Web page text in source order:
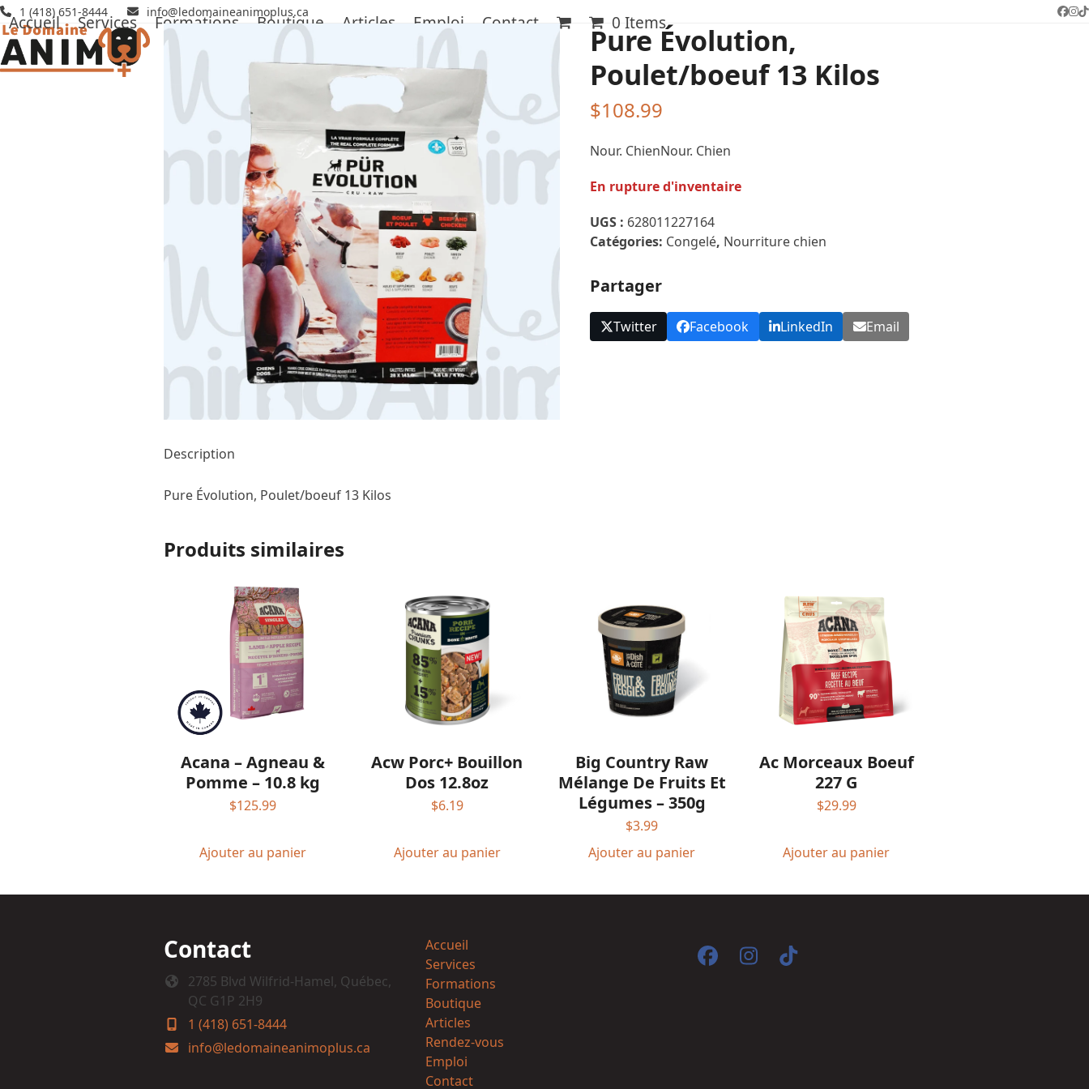
Skip
to
content
1 (418) 651-8444 info@ledomaineanimoplus.ca
Accueil Services Formations Boutique Articles Emploi Contact 0 Items
Pure Évolution,
Poulet/boeuf 13 Kilos
$108.99
Nour. ChienNour. Chien
En rupture d'inventaire
UGS : 628011227164
Catégories: Congelé, Nourriture chien
Partager
Twitter Facebook LinkedIn Email
Description
Pure Évolution, Poulet/boeuf 13 Kilos
Produits similaires
Acana – Agneau &
Pomme – 10.8 kg
$125.99
Ajouter au panier
Acw Porc+ Bouillon
Dos 12.8oz
$6.19
Ajouter au panier
Big Country Raw
Mélange De Fruits Et
Légumes – 350g
$3.99
Ajouter au panier
Ac Morceaux Boeuf
227 G
$29.99
Ajouter au panier
Contact
2785 Blvd Wilfrid-Hamel, Québec,
QC G1P 2H9
1 (418) 651-8444
info@ledomaineanimoplus.ca
Accueil
Services
Formations
Boutique
Articles
Rendez-vous
Emploi
Contact
Facebook
Instagram
Tiktok